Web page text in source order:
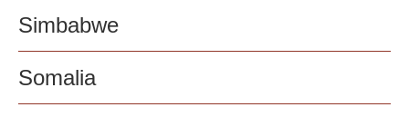
Simbabwe
Somalia